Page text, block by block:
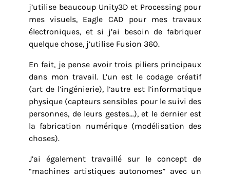
j’utilise beaucoup Unity3D et Processing pour
mes visuels, Eagle CAD pour mes travaux
électroniques, et si j’ai besoin de fabriquer
quelque chose, j’utilise Fusion 360.
En fait, je pense avoir trois piliers principaux
dans mon travail. L’un est le codage créatif
(art de l’ingénierie), l’autre est l’informatique
physique (capteurs sensibles pour le suivi des
personnes, de leurs gestes…), et le dernier est
la fabrication numérique (modélisation des
choses).
J’ai également travaillé sur le concept de
“machines artistiques autonomes” avec un